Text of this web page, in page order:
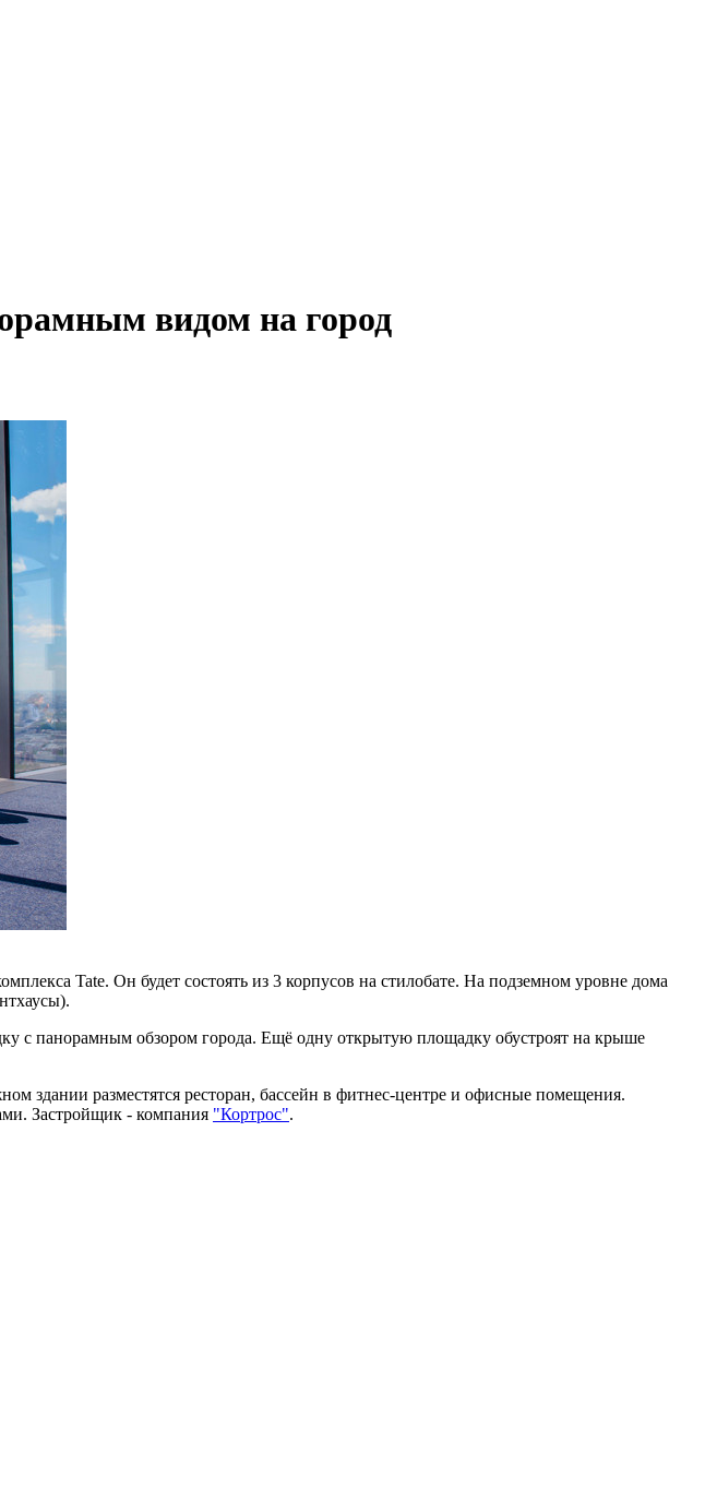
видом на город
Tate. Он будет состоять из 3 корпусов на стилобате. На подземном уровне дома
с панорамным обзором города. Ещё одну открытую площадку обустроят на крыше
здании разместятся ресторан, бассейн в фитнес-центре и офисные помещения.
Застройщик - компания "Кортрос".